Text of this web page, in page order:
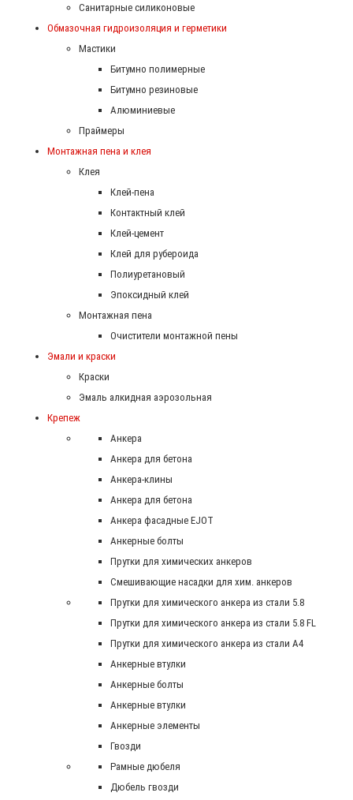
Санитарные силиконовые
Обмазочная гидроизоляция и герметики
Мастики
Битумно полимерные
Битумно резиновые
Алюминиевые
Праймеры
Монтажная пена и клея
Клея
Клей-пена
Контактный клей
Клей-цемент
Клей для рубероида
Полиуретановый
Эпоксидный клей
Монтажная пена
Очистители монтажной пены
Эмали и краски
Краски
Эмаль алкидная аэрозольная
Крепеж
Анкера
Анкера для бетона
Анкера-клины
Анкера для бетона
Анкера фасадные EJOT
Анкерные болты
Прутки для химических анкеров
Смешивающие насадки для хим. анкеров
Прутки для химического анкера из стали 5.8
Прутки для химического анкера из стали 5.8 FL
Прутки для химического анкера из стали А4
Анкерные втулки
Анкерные болты
Анкерные втулки
Анкерные элементы
Гвозди
Рамные дюбеля
Дюбель гвозди